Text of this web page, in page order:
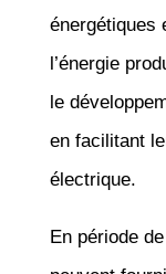
énergétiques
l’énergie
le
en facilitant
électrique.
En période